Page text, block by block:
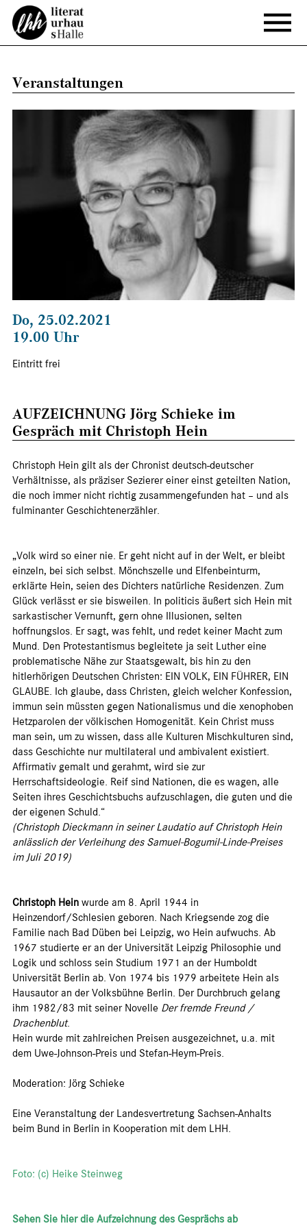
Veranstaltungen
Do, 25.02.2021
19.00 Uhr
Eintritt frei
AUFZEICHNUNG Jörg Schieke im
Gespräch mit Christoph Hein
Christoph Hein gilt als der Chronist deutsch-deutscher
Verhältnisse, als präziser Sezierer einer einst geteilten Nation,
die noch immer nicht richtig zusammengefunden hat – und als
fulminanter Geschichtenerzähler.
„Volk wird so einer nie. Er geht nicht auf in der Welt, er bleibt
einzeln, bei sich selbst. Mönchszelle und Elfenbeinturm,
erklärte Hein, seien des Dichters natürliche Residenzen. Zum
Glück verlässt er sie bisweilen. In politicis äußert sich Hein mit
sarkastischer Vernunft, gern ohne Illusionen, selten
hoffnungslos. Er sagt, was fehlt, und redet keiner Macht zum
Mund. Den Protestantismus begleitete ja seit Luther eine
problematische Nähe zur Staatsgewalt, bis hin zu den
hitlerhörigen Deutschen Christen: EIN VOLK, EIN FÜHRER, EIN
GLAUBE. Ich glaube, dass Christen, gleich welcher Konfession,
immun sein müssten gegen Nationalismus und die xenophoben
Hetzparolen der völkischen Homogenität. Kein Christ muss
man sein, um zu wissen, dass alle Kulturen Mischkulturen sind,
dass Geschichte nur multilateral und ambivalent existiert.
Affirmativ gemalt und gerahmt, wird sie zur
Herrschaftsideologie. Reif sind Nationen, die es wagen, alle
Seiten ihres Geschichtsbuchs aufzuschlagen, die guten und die
der eigenen Schuld.“
(Christoph Dieckmann in seiner Laudatio auf Christoph Hein
anlässlich der Verleihung des Samuel-Bogumil-Linde-Preises
im Juli 2019)
Christoph Hein wurde am 8. April 1944 in
Heinzendorf/Schlesien geboren. Nach Kriegsende zog die
Familie nach Bad Düben bei Leipzig, wo Hein aufwuchs. Ab
1967 studierte er an der Universität Leipzig Philosophie und
Logik und schloss sein Studium 1971 an der Humboldt
Universität Berlin ab. Von 1974 bis 1979 arbeitete Hein als
Hausautor an der Volksbühne Berlin. Der Durchbruch gelang
ihm 1982/83 mit seiner Novelle Der fremde Freund /
Drachenblut.
Hein wurde mit zahlreichen Preisen ausgezeichnet, u.a. mit
dem Uwe-Johnson-Preis und Stefan-Heym-Preis.
Moderation: Jörg Schieke
Eine Veranstaltung der Landesvertretung Sachsen-Anhalts
beim Bund in Berlin in Kooperation mit dem LHH.
Foto: (c) Heike Steinweg
Sehen Sie hier die Aufzeichnung des Gesprächs ab